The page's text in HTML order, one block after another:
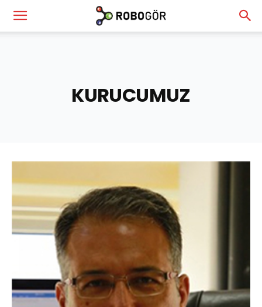
RoboGör
Görme
KURUCUMUZ